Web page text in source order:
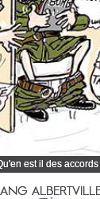
est il des
et découvrez tous